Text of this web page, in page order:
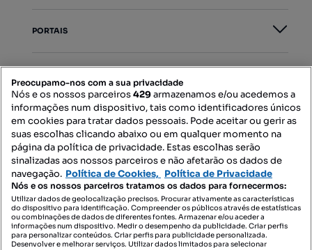
PORTAIS
Contacte-nos
SIGA-NOS:
DESCARREGAR NA:
Preocupamo-nos com a sua privacidade
Nós e os nossos parceiros429armazenamos e/ou acedemos a
informações num dispositivo, tais como identificadores únicos
em cookies para tratar dados pessoais. Pode aceitar ou gerir as
suas escolhas clicando abaixo ou em qualquer momento na
página da política de privacidade. Estas escolhas serão
sinalizadas aos nossos parceiros e não afetarão os dados de
navegação. Política de Cookies, Política de Privacidade
Nós e os nossos parceiros tratamos os dados para fornecermos:
Utilizar dados de geolocalização precisos. Procurar ativamente as características
do dispositivo para identificação. Compreender os públicos através de estatísticas
ou combinações de dados de diferentes fontes. Armazenar e/ou aceder a
informações num dispositivo. Medir o desempenho da publicidade. Criar perfis
para personalizar conteúdos. Criar perfis para publicidade personalizada.
Desenvolver e melhorar serviços. Utilizar dados limitados para selecionar